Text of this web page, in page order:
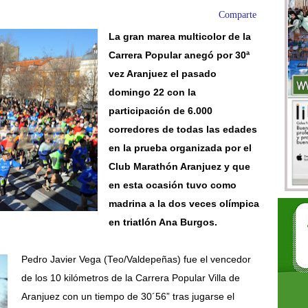
Comparte
La gran marea multicolor de la
Carrera Popular anegó por 30ª
vez Aranjuez el pasado
domingo 22 con la
participación de 6.000
corredores de todas las edades
en la prueba organizada por el
Club Marathón Aranjuez y que
en esta ocasión tuvo como
madrina a la dos veces olímpica
en triatlón Ana Burgos.
Pedro Javier Vega (Teo/Valdepeñas) fue el vencedor
de los 10 kilómetros de la Carrera Popular Villa de
Aranjuez con un tiempo de 30´56” tras jugarse el